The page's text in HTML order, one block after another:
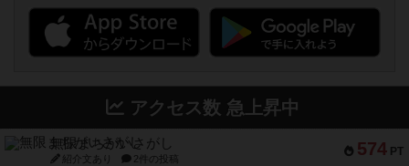
アクセス数 急上昇中
574 PT
無限まちがいさがし
紹介文あり 2件の投稿